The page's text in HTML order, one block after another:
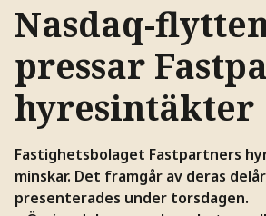
Nasdaq-
pressar
hyresintäkter
Fastighetsbolaget Fastpartners
minskar. Det framgår av deras
presenterades under torsdagen.